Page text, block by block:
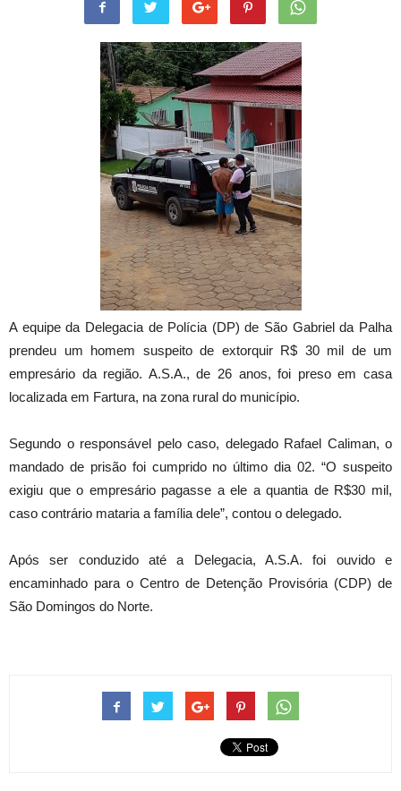
A equipe da Delegacia de Polícia (DP) de São Gabriel da Palha
prendeu um homem suspeito de extorquir R$ 30 mil de um
empresário da região. A.S.A., de 26 anos, foi preso em casa
localizada em Fartura, na zona rural do município.
Segundo o responsável pelo caso, delegado Rafael Caliman, o
mandado de prisão foi cumprido no último dia 02. “O suspeito
exigiu que o empresário pagasse a ele a quantia de R$30 mil,
caso contrário mataria a família dele”, contou o delegado.
Após ser conduzido até a Delegacia, A.S.A. foi ouvido e
encaminhado para o Centro de Detenção Provisória (CDP) de
São Domingos do Norte.